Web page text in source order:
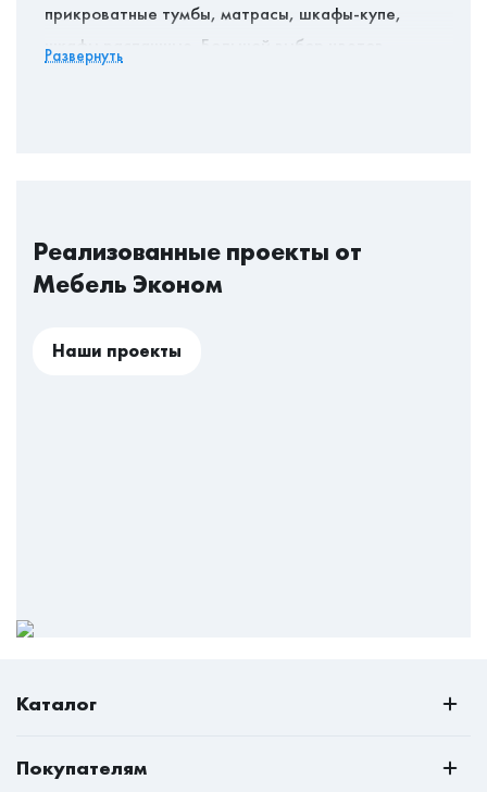
прикроватные тумбы, матрасы, шкафы-купе,
шкафы распашные. Большой выбор цветов,
Развернуть
Реализованные проекты от
Мебель Эконом
Наши проекты
Каталог
Всё для кухни
Покупателям